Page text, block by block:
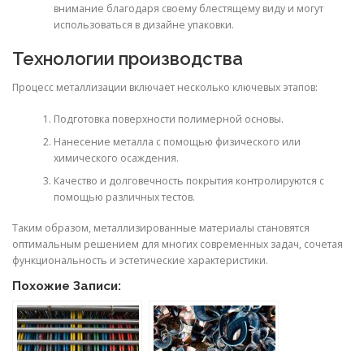
внимание благодаря своему блестящему виду и могут
использоваться в дизайне упаковки.
Технологии производства
Процесс металлизации включает несколько ключевых этапов:
Подготовка поверхности полимерной основы.
Нанесение металла с помощью физического или
химического осаждения.
Качество и долговечность покрытия контролируются с
помощью различных тестов.
Таким образом, металлизированные материалы становятся
оптимальным решением для многих современных задач, сочетая
функциональность и эстетические характеристики.
Похожие Записи: